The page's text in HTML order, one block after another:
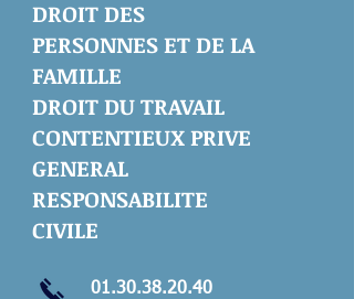
DROIT DES
PERSONNES ET DE LA
FAMILLE
DROIT DU TRAVAIL
CONTENTIEUX PRIVE
GENERAL
RESPONSABILITE
CIVILE
01.30.38.20.40